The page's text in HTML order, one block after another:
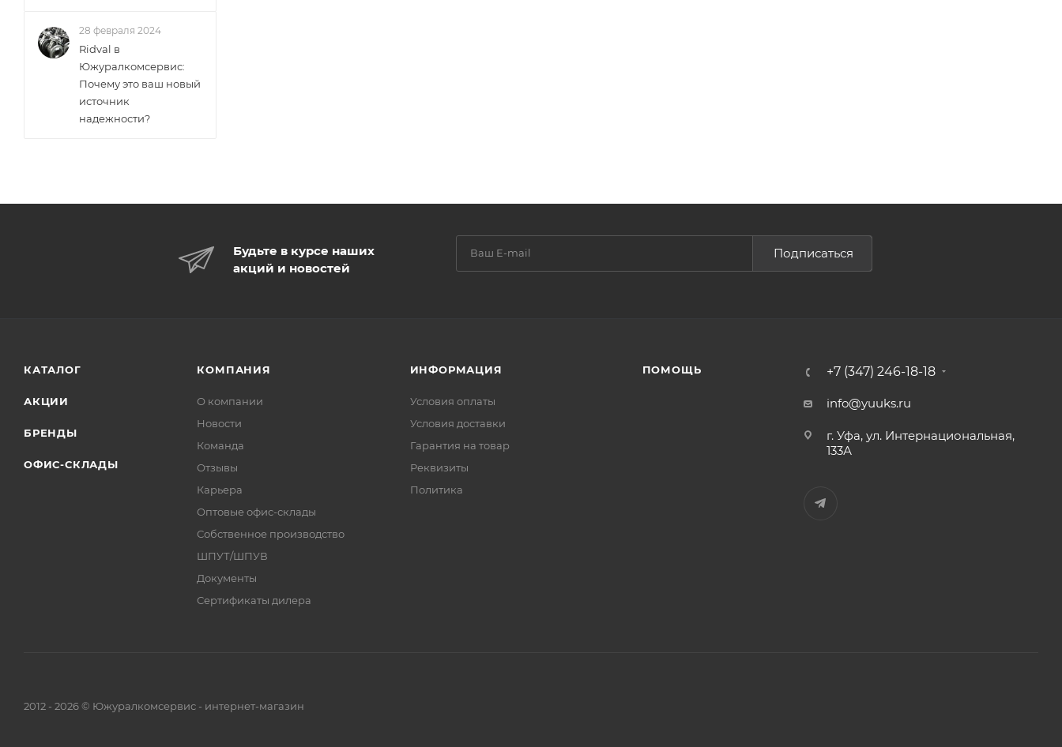
28 февраля 2024
Ridval в
Южуралкомсервис:
Почему это ваш новый
источник
надежности?
Будьте в курсе наших
акций и новостей
Подписаться
КАТАЛОГ
АКЦИИ
БРЕНДЫ
ОФИС-СКЛАДЫ
КОМПАНИЯ
О компании
Новости
Команда
Отзывы
Карьера
Оптовые офис-склады
Собственное производство
ШПУТ/ШПУВ
Документы
Сертификаты дилера
ИНФОРМАЦИЯ
Условия оплаты
Условия доставки
Гарантия на товар
Реквизиты
Политика
ПОМОЩЬ +7 (347) 246-18-18
info@yuuks.ru
г. Уфа, ул. Интернациональная,
133А
2012 - 2026 © Южуралкомсервис - интернет-магазин